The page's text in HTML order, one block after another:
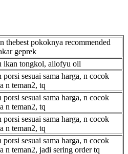
thebest pokoknya recommended
geprek
ikan tongkol, ailofyu oll
porsi sesuai sama harga, n cocok
n teman2, tq
porsi sesuai sama harga, n cocok
n teman2, tq
porsi sesuai sama harga, n cocok
n teman2, tq
porsi sesuai sama harga, n cocok
n teman2, jadi sering order tq